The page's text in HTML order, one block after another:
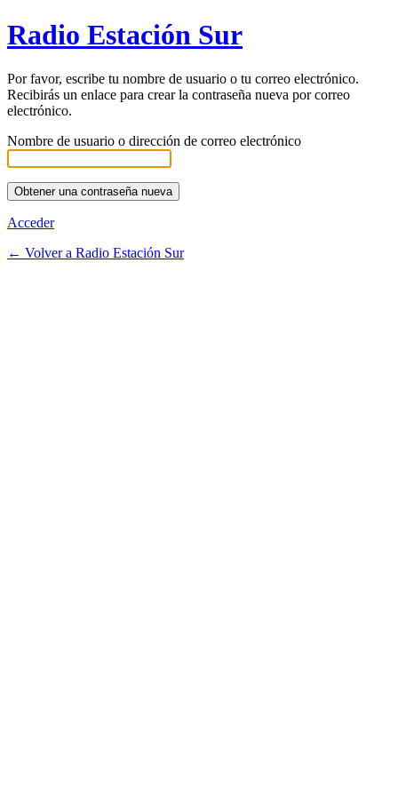
Radio Estación Sur
Por favor, escribe tu nombre de usuario o tu correo electrónico.
Recibirás un enlace para crear la contraseña nueva por correo
electrónico.
Nombre de usuario o dirección de correo electrónico
Acceder
← Volver a Radio Estación Sur